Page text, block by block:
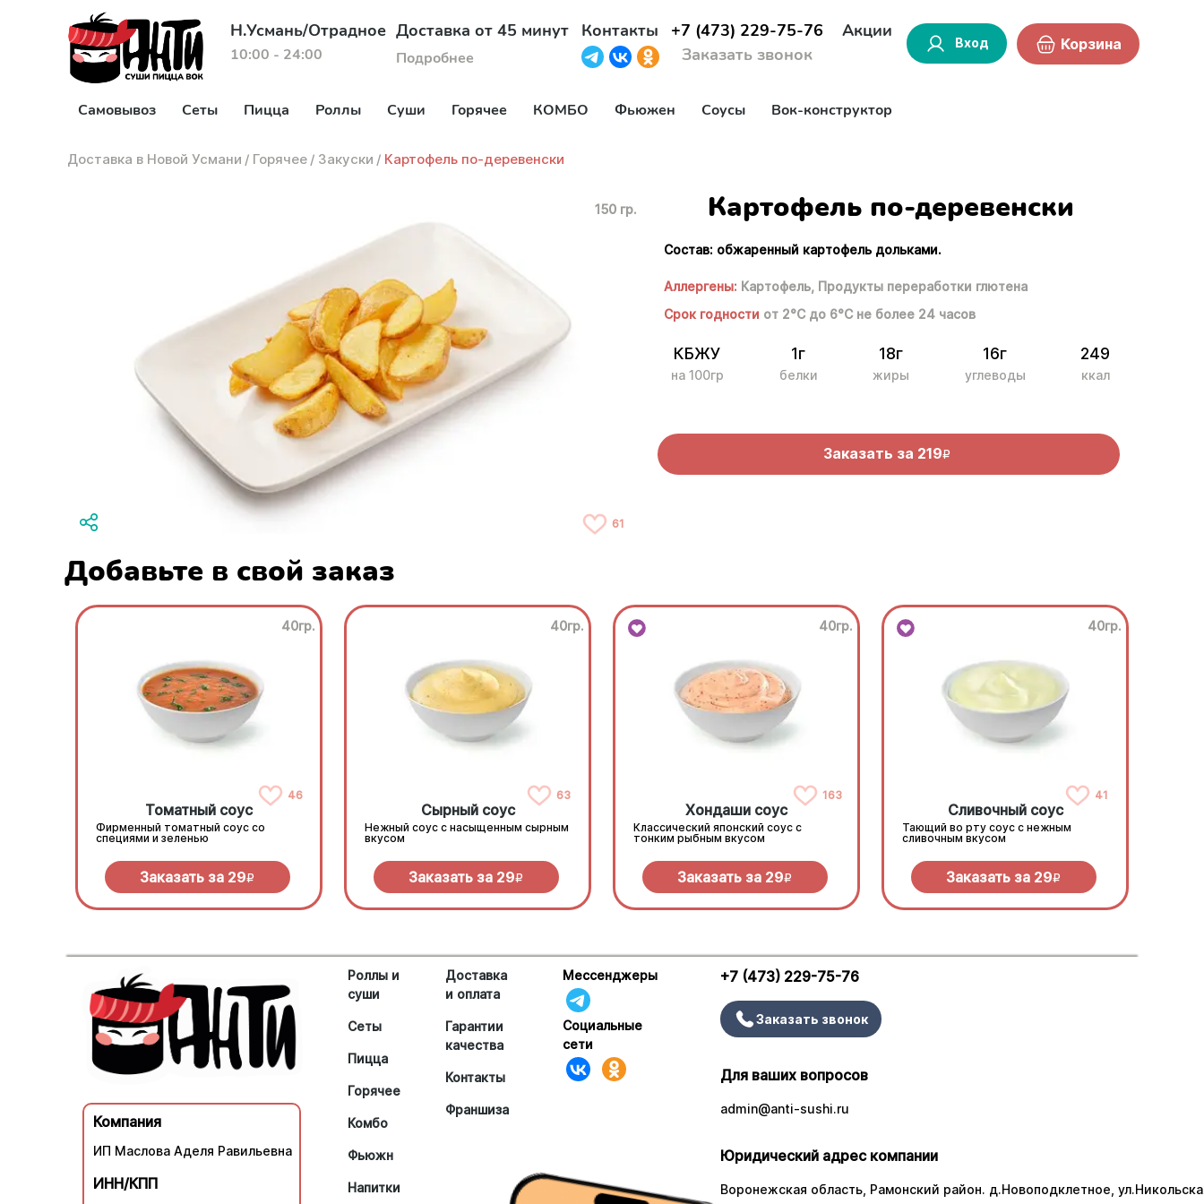
Н.Усмань/Отрадное
10:00 - 24:00
Доставка от 45 минут
Подробнее
Контакты
+7 (473) 229-75-76
Заказать звонок
Акции
Вход Корзина
Самовывоз Сеты Пицца Роллы Суши Горячее КОМБО Фьюжен Соусы Вок-конструктор
Доставка в Новой Усмани / Горячее / Закуски / Картофель по-деревенски
150 гр.
61
Картофель по-деревенски
Состав: обжаренный картофель дольками.
Аллергены: Картофель, Продукты переработки глютена
Срок годности от 2°С до 6°С не более 24 часов
КБЖУ
на 100гр
1г
белки
18г
жиры
16г
углеводы
249
ккал
Заказать за 219R
Добавьте в свой заказ
40гр.
46
Томатный соус
Фирменный томатный соус со
специями и зеленью
Заказать за 29R
40гр.
63
Сырный соус
Нежный соус с насыщенным сырным
вкусом
Заказать за 29R
40гр.
163
Хондаши соус
Классический японский соус с
тонким рыбным вкусом
Заказать за 29R
40гр.
41
Сливочный соус
Тающий во рту соус с нежным
сливочным вкусом
Заказать за 29R
Компания
ИП Маслова Аделя Равильевна
ИНН/КПП
Роллы и
суши
Сеты
Пицца
Горячее
Комбо
Фьюжн
Напитки
Доставка
и оплата
Гарантии
качества
Контакты
Франшиза
Мессенджеры
Социальные
сети
+7 (473) 229-75-76
Заказать звонок
Для ваших вопросов
admin@anti-sushi.ru
Юридический адрес компании
Воронежская область, Рамонский район. д.Новоподклетное,